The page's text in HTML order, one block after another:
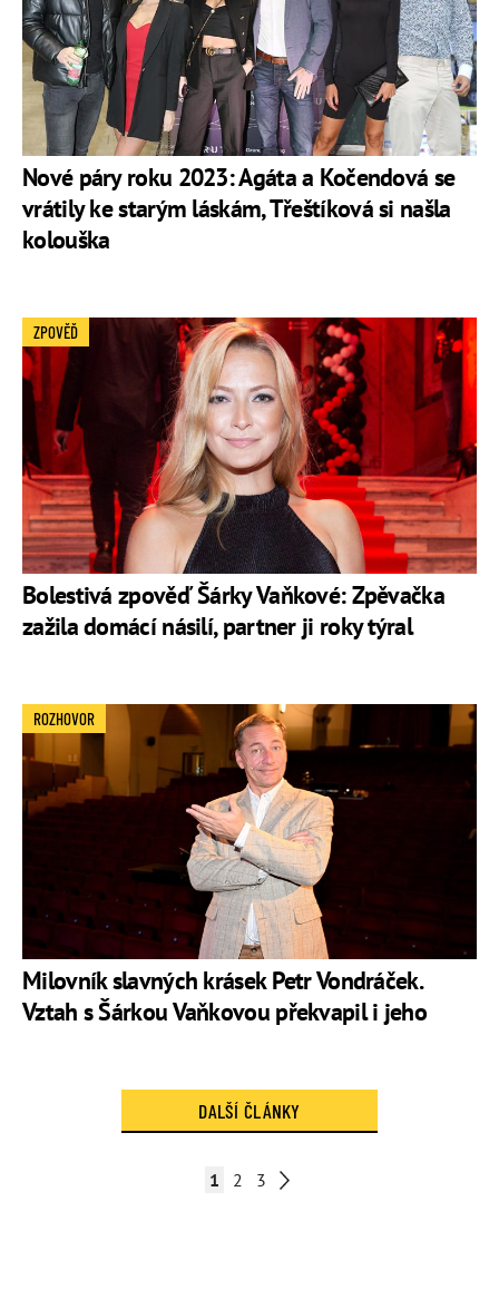
Nové páry roku 2023: Agáta a Kočendová se
vrátily ke starým láskám, Třeštíková si našla
kolouška
Bolestivá zpověď Šárky Vaňkové: Zpěvačka
zažila domácí násilí, partner ji roky týral
ZPOVĚĎ
Milovník slavných krásek Petr Vondráček.
Vztah s Šárkou Vaňkovou překvapil i jeho
ROZHOVOR
DALŠÍ ČLÁNKY
1 2 3